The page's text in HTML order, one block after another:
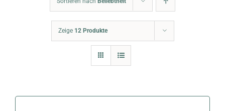
Zeige 12 Produkte